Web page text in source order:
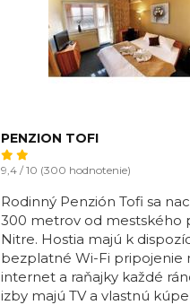
PENZION TOFI
9,4 / 10 (300 hodnotenie)
Rodinný Penzión Tofi sa
300 metrov od mestského
Nitre. Hostia majú k
bezplatné Wi-Fi pripojenie
internet a raňajky každé
izby majú TV a vlastnú